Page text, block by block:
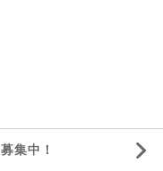
集中！